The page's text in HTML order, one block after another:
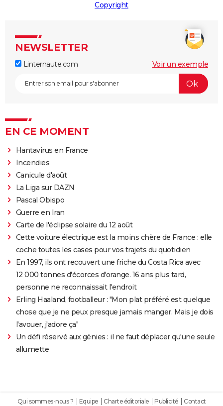
Copyright
NEWSLETTER
Linternaute.com Voir un exemple
EN CE MOMENT
Hantavirus en France
Incendies
Canicule d'août
La Liga sur DAZN
Pascal Obispo
Guerre en Iran
Carte de l'éclipse solaire du 12 août
Cette voiture électrique est la moins chère de France : elle
coche toutes les cases pour vos trajets du quotidien
En 1997, ils ont recouvert une friche du Costa Rica avec
12 000 tonnes d'écorces d'orange. 16 ans plus tard,
personne ne reconnaissait l'endroit
Erling Haaland, footballeur : "Mon plat préféré est quelque
chose que je ne peux presque jamais manger. Mais je dois
l'avouer, j'adore ça"
Un défi réservé aux génies : il ne faut déplacer qu'une seule
allumette
Qui sommes-nous ? Equipe Charte éditoriale Publicité Contact